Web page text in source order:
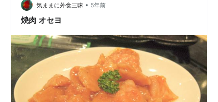
気ままに外食三昧 • 5年前
焼肉 オセヨ